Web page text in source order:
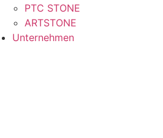
PTC STONE
ARTSTONE
Unternehmen